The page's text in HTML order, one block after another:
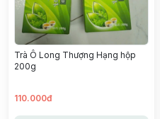
Trà Ô Long Thượng Hạng hộp
200g
110.000đ